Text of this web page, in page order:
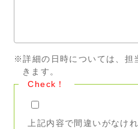
※詳細の日時については、担
きます。
Check！
上記内容で間違いがなけ